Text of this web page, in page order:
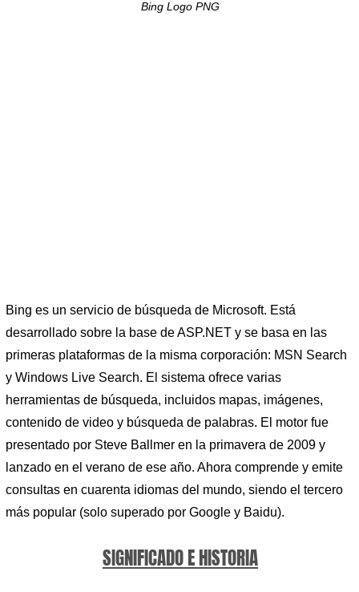
Bing Logo PNG
Bing es un servicio de búsqueda de Microsoft. Está
desarrollado sobre la base de ASP.NET y se basa en las
primeras plataformas de la misma corporación: MSN Search
y Windows Live Search. El sistema ofrece varias
herramientas de búsqueda, incluidos mapas, imágenes,
contenido de video y búsqueda de palabras. El motor fue
presentado por Steve Ballmer en la primavera de 2009 y
lanzado en el verano de ese año. Ahora comprende y emite
consultas en cuarenta idiomas del mundo, siendo el tercero
más popular (solo superado por Google y Baidu).
SIGNIFICADO E HISTORIA